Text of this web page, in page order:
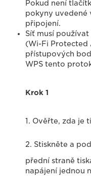
Pokud není
pokyny uvedené
připojení.
Síť musí
(Wi-Fi Protected
přístupových
WPS tento
Krok 1
1. Ověřte, zda je
2. Stiskněte a
přední straně
napájení jednou